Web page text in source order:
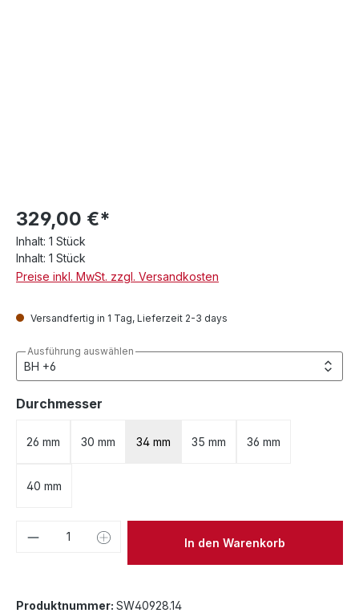
329,00 €*
Inhalt: 1 Stück
Inhalt: 1 Stück
Preise inkl. MwSt. zzgl. Versandkosten
Versandfertig in 1 Tag, Lieferzeit 2-3 days
Ausführung auswählen
Durchmesser
26 mm 30 mm 34 mm 35 mm 36 mm
40 mm
Produkt Anzahl: Gib denIn den Warenkorb
Produktnummer: SW40928.14